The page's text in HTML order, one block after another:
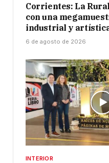
Corrientes: La
con una
industrial y
6 de agosto de 2026
INTERIOR